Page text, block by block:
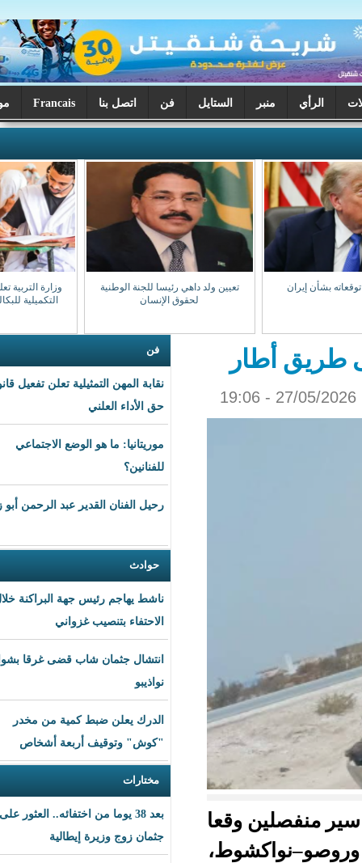
الستايل فن اتصل بنا Francais موريتانيا اليوم
تعيين ولد داهي رئيسا للجنة الوطنية
وزارة التربية تعلن بدء تصحيح الدورة
التكميلية للبكالوريا السبت المقبل
فن
نقابة المهن التمثيلية تعلن تفعيل قانون
حق الأداء العلني
موريتانيا: ما هو الوضع الاجتماعي
رحيل الفنان القدير عبد الرحمن أبو زهرة
ناشط يهاجم رئيس جهة البراكنة خلال
الاحتفاء بتنصيب غزواني
انتشال جثمان شاب قضى غرقا بشواطئ
نواذيبو
الدرك يعلن ضبط كمية من مخدر
"كوش" وتوقيف أربعة أشخاص
مختارات
بعد 38 يوما من اختفائه.. العثور على
جثمان زوج وزيرة إيطالية
وقعا